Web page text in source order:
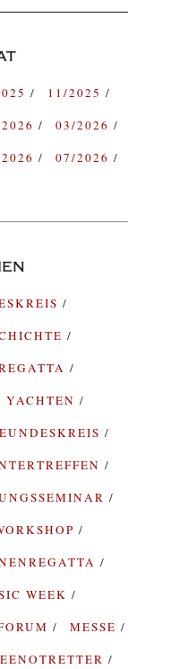
11/2025
03/2026
07/2026
YACHTEN
WEEK
MESSE